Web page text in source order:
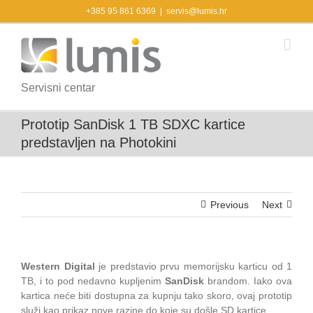
to
content
+385 95 861 6369 servis@lumis.hr
Servisni centar
Prototip SanDisk 1 TB SDXC kartice
predstavljen na Photokini
Previous Next
Western Digital je predstavio prvu memorijsku karticu od 1
TB, i to pod nedavno kupljenim SanDisk brandom. Iako ova
kartica neće biti dostupna za kupnju tako skoro, ovaj prototip
služi kao prikaz nove razine do koje su došle SD kartice.